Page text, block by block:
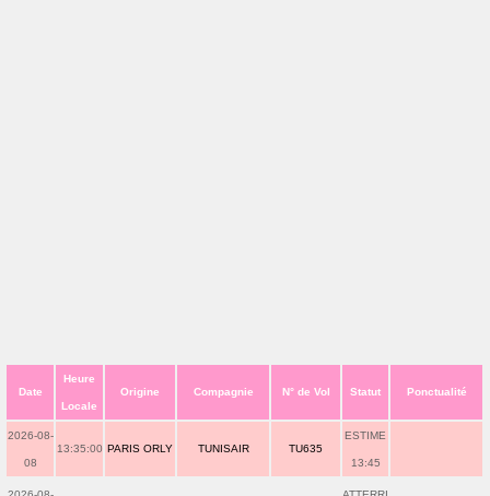
Date
Heure
Locale
Origine Compagnie N° de Vol Statut Ponctualité
2026-08-
08
13:35:00 PARIS ORLY TUNISAIR TU635
ESTIME
13:45